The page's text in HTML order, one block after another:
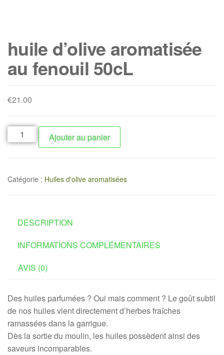
huile d’olive aromatisée
au fenouil 50cL
€21.00
Ajouter au panier
Catégorie : Huiles d'olive aromatisées
DESCRIPTION
INFORMATIONS COMPLÉMENTAIRES
AVIS (0)
Des huiles parfumées ? Oui mais comment ? Le goût subtil
de nos huiles vient directement d’herbes fraîches
ramassées dans la garrigue.
Dès la sortie du moulin, les huiles possèdent ainsi des
saveurs incomparables.